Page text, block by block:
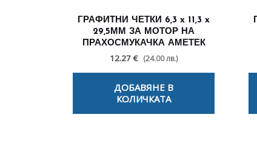
ГРАФИТНИ ЧЕТКИ 6,3 x 11,3 x
29,5ММ ЗА МОТОР НА
ПРАХОСМУКАЧКА АМЕТЕК
12.27 € (24.00 лв.)
ДОБАВЯНЕ В
КОЛИЧКАТА